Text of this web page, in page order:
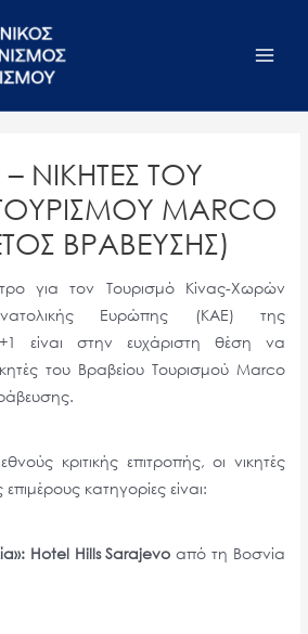
ΝΙΚΗΤΕΣ ΤΟΥ
MARCO
ΒΡΑΒΕΥΣΗΣ)
για τον Τουρισμό Κίνας-Χωρών
Ευρώπης (ΚΑΕ) της
είναι στην ευχάριστη θέση να
του Βραβείου Τουρισμού Marco
κριτικής επιτροπής, οι νικητές
κατηγορίες είναι:
Hotel Hills Sarajevo από τη Βοσνία